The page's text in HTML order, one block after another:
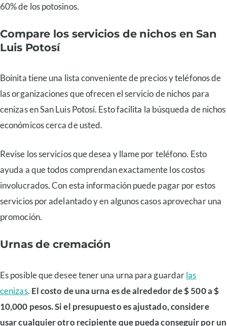
60% de los potosinos.
Compare los servicios de nichos en San
Luis Potosí
Boinita tiene una lista conveniente de precios y teléfonos de
las organizaciones que ofrecen el servicio de nichos para
cenizas en San Luis Potosí. Esto facilita la búsqueda de nichos
económicos cerca de usted.
Revise los servicios que desea y llame por teléfono. Esto
ayuda a que todos comprendan exactamente los costos
involucrados. Con esta información puede pagar por estos
servicios por adelantado y en algunos casos aprovechar una
promoción.
Urnas de cremación
Es posible que desee tener una urna para guardarlas
cenizas. El costo de una urna es de alrededor de $ 500 a $
10,000 pesos. Si el presupuesto es ajustado, considere
usar cualquier otro recipiente que pueda conseguir por un